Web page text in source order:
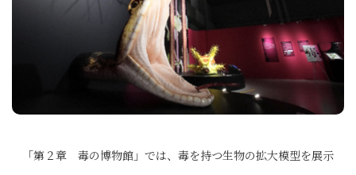
「第２章 毒の博物館」では、毒を持つ生物の拡大模型を展示